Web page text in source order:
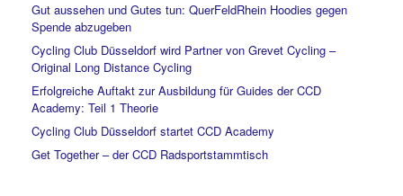
Gut aussehen und Gutes tun: QuerFeldRhein Hoodies gegen
Spende abzugeben
Cycling Club Düsseldorf wird Partner von Grevet Cycling –
Original Long Distance Cycling
Erfolgreiche Auftakt zur Ausbildung für Guides der CCD
Academy: Teil 1 Theorie
Cycling Club Düsseldorf startet CCD Academy
Get Together – der CCD Radsportstammtisch